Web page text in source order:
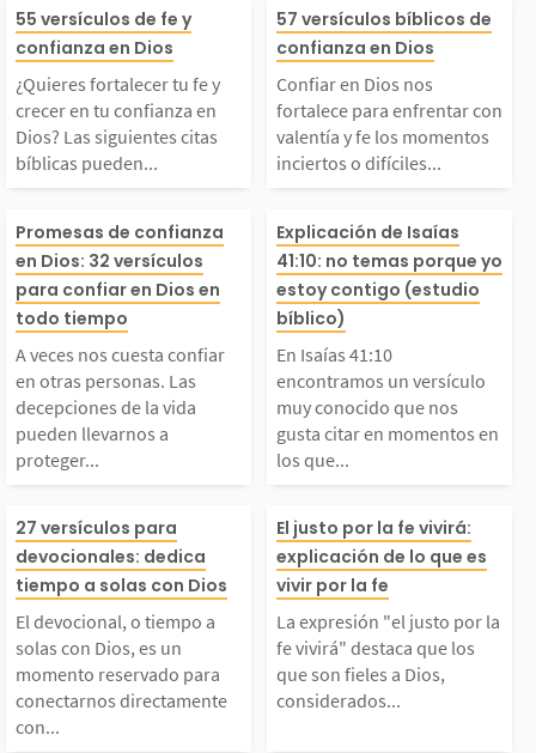
fortalecer tu
y crecer en tu confi
en Dios? Las sig
ayudarte a afi
en el Señor. Pu
usarlas en tu...
55 versículos de fe y
confianza en Dios
¿Quieres fortalecer tu fe y
crecer en tu confianza en
Dios? Las siguientes citas
bíblicas pueden...
Confiar en
ortalece para
r con valentía
difíciles de la
uien confía en
ene la certeza
e...
57 versículos bíblicos de
confianza en Dios
Confiar en Dios nos
fortalece para enfrentar con
valentía y fe los momentos
inciertos o difíciles...
veces nos cuesta co
en otras persona
Las decepciones de
vida pueden llevarn
a proteger el coraz
de forma excesiva.
es bueno recorda
Promesas de confianza
en Dios: 32 versículos
para confiar en Dios en
todo tiempo
A veces nos cuesta confiar
en otras personas. Las
decepciones de la vida
pueden llevarnos a
proteger...
En Isaías
tramos un
uy conocido
usta citar en
s en los que
os ánimo o
El versículo
í:...
Explicación de Isaías
41:10: no temas porque yo
estoy contigo (estudio
bíblico)
En Isaías 41:10
encontramos un versículo
muy conocido que nos
gusta citar en momentos en
los que...
devocional, o tiemp
a solas con Dios, es
momento reservad
para conectarnos di
27 versículos para
devocionales: dedica
tiempo a solas con Dios
El devocional, o tiempo a
solas con Dios, es un
momento reservado para
conectarnos directamente
con...
La expresión
por la fe
ca que los que
es a Dios,
El justo por la fe vivirá:
explicación de lo que es
vivir por la fe
La expresión "el justo por la
fe vivirá" destaca que los
que son fieles a Dios,
considerados...